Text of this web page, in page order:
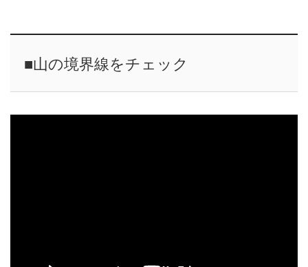
■山の境界線をチェック